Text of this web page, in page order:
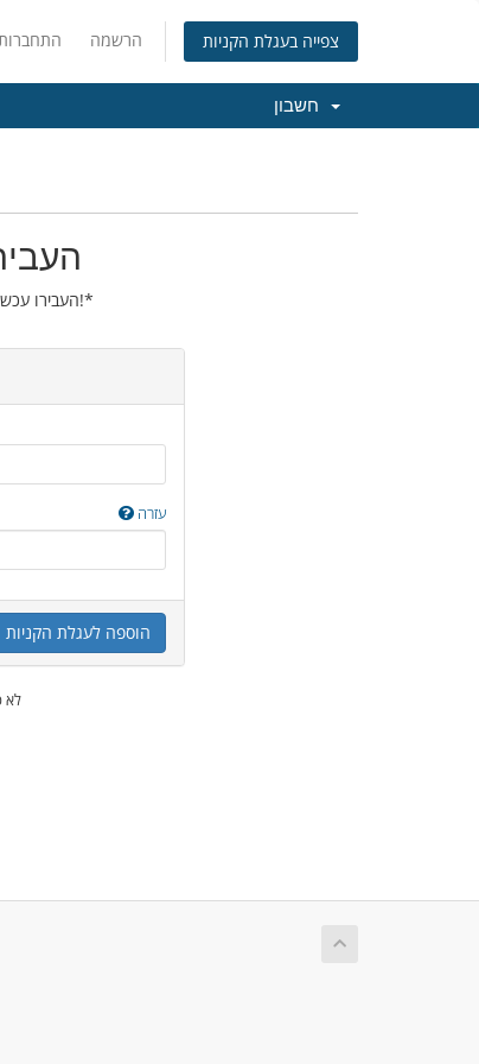
הרשמה צפייה בעגלת הקניות
העבירו עכשיו בכדי להאריך את הרישום של הדומיין שלכם בשנה נוספת!*
עזרה
הוספה לעגלת הקניות
*